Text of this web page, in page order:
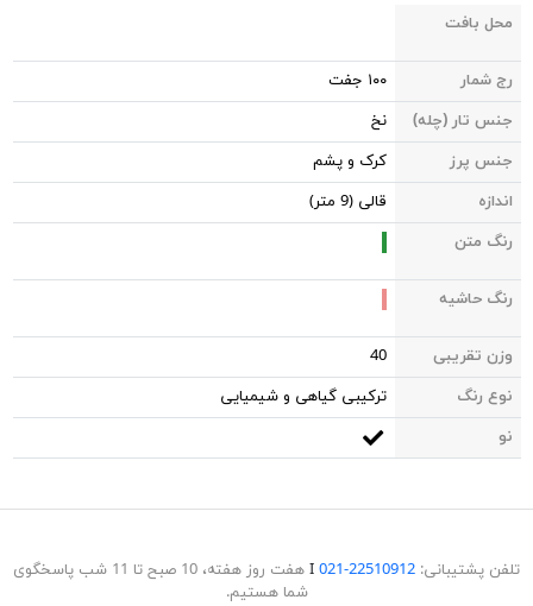
محل بافت
رج شمار
۱۰۰ جفت
جنس تار (چله)
نخ
جنس پرز
کرک و پشم
اندازه
قالی (9 متر)
رنگ متن
رنگ حاشیه
وزن تقریبی
40
نوع رنگ
ترکیبی گیاهی و شیمیایی
نو
تلفن پشتیبانی: 22510912-021
هفت روز هفته، 10 صبح تا 11 شب پاسخگوی
شما هستیم.